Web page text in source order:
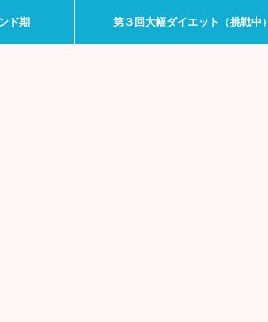
ド期 第３回大幅ダイエット（挑戦中）